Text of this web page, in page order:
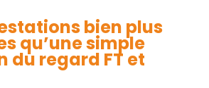
bien plus
qu’une simple
du regard FT et